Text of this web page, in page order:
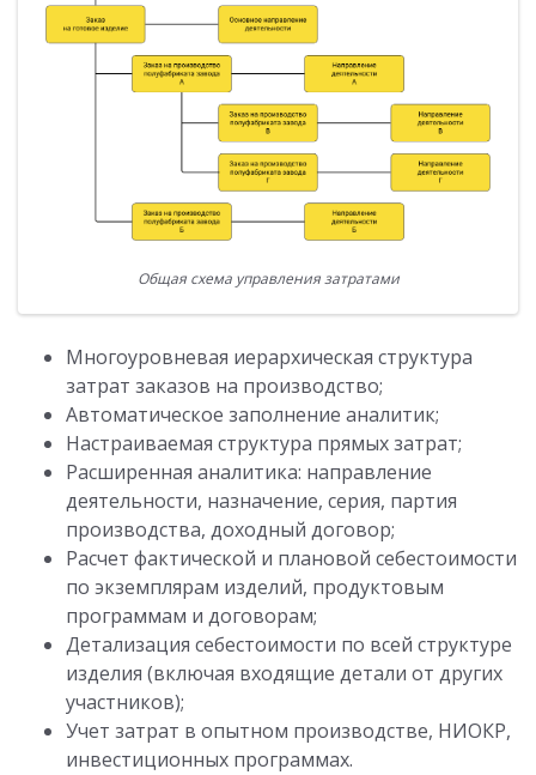
Общая схема управления затратами
Многоуровневая иерархическая структура
затрат заказов на производство;
Автоматическое заполнение аналитик;
Настраиваемая структура прямых затрат;
Расширенная аналитика: направление
деятельности, назначение, серия, партия
производства, доходный договор;
Расчет фактической и плановой себестоимости
по экземплярам изделий, продуктовым
программам и договорам;
Детализация себестоимости по всей структуре
изделия (включая входящие детали от других
участников);
Учет затрат в опытном производстве, НИОКР,
инвестиционных программах.